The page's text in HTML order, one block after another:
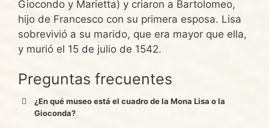
Giocondo y Marietta) y criaron a Bartolomeo,
hijo de Francesco con su primera esposa. Lisa
sobrevivió a su marido, que era mayor que ella,
y murió el 15 de julio de 1542.
Preguntas frecuentes
¿En qué museo está el cuadro de la Mona Lisa o la
Gioconda?